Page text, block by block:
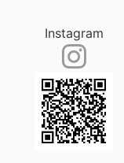
Instagram